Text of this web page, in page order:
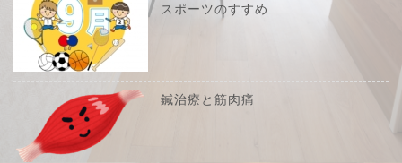
スポーツのすすめ
鍼治療と筋肉痛